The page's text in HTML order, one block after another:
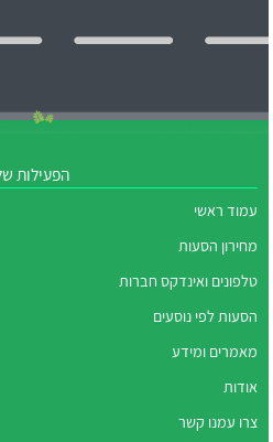
הפעילות
עמוד ראשי
מחירון הסעות
טלפונים ואינדקס חברות
הסעות לפי נוסעים
מאמרים ומידע
אודות
צרו עמנו קשר